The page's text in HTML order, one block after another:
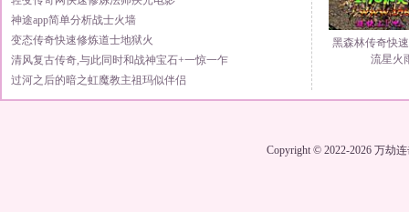
神途app简单分析战士火墙
变态传奇快速修炼道士地狱火
清风复古传奇,与此同时和战神宝石+一惊一乍
过河之后的暗之虹魔教主祖玛似伴侣
黑森林传奇快
流星火
Copyright © 2022-2026 万劫